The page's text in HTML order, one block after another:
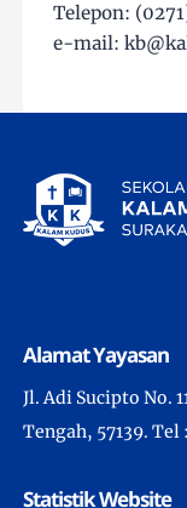
Telepon:
e-mail:
Alamat Yayasan
Jl. Adi Sucipto No.
Tengah, 57139. Tel
Statistik Website